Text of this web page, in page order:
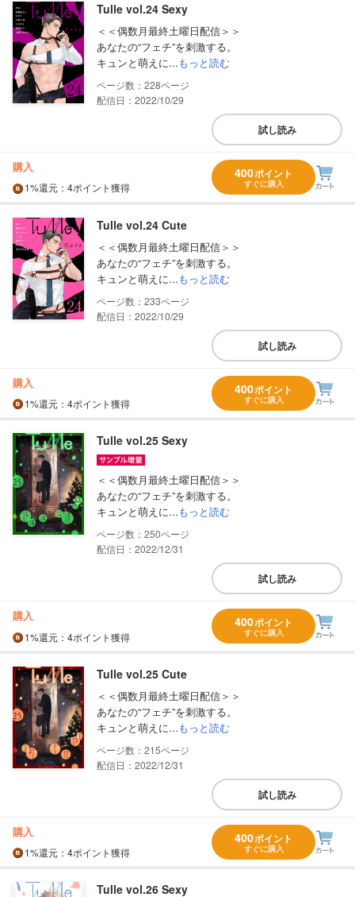
Tulle vol.24 Sexy
＜＜偶数月最終土曜日配信＞＞
あなたの“フェチ”を刺激する。
キュンと萌えに...もっと読む
228
配信日：2022/10/29
試し読み
購入
1%還元 ：4ポイント獲得
400ポイント
すぐに購入
Tulle vol.24 Cute
＜＜偶数月最終土曜日配信＞＞
あなたの“フェチ”を刺激する。
キュンと萌えに...もっと読む
233
配信日：2022/10/29
試し読み
購入
1%還元 ：4ポイント獲得
400ポイント
すぐに購入
Tulle vol.25 Sexy
＜＜偶数月最終土曜日配信＞＞
あなたの“フェチ”を刺激する。
キュンと萌えに...もっと読む
250
配信日：2022/12/31
試し読み
購入
1%還元 ：4ポイント獲得
400ポイント
すぐに購入
Tulle vol.25 Cute
＜＜偶数月最終土曜日配信＞＞
あなたの“フェチ”を刺激する。
キュンと萌えに...もっと読む
215
配信日：2022/12/31
試し読み
購入
1%還元 ：4ポイント獲得
400ポイント
すぐに購入
Tulle vol.26 Sexy